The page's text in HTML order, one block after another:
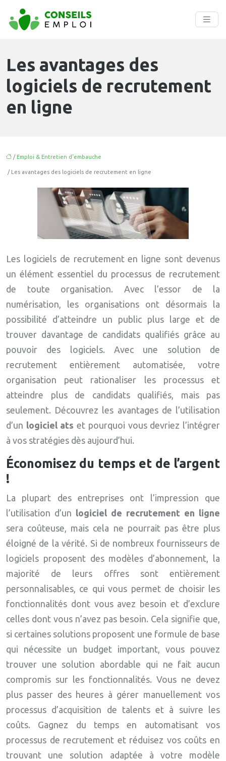
Les avantages des
logiciels de recrutement
en ligne
/ Emploi & Entretien d'embauche
/ Les avantages des logiciels de recrutement en ligne
Les logiciels de recrutement en ligne sont devenus
un élément essentiel du processus de recrutement
de toute organisation. Avec l’essor de la
numérisation, les organisations ont désormais la
possibilité d’atteindre un public plus large et de
trouver davantage de candidats qualifiés grâce au
pouvoir des logiciels. Avec une solution de
recrutement entièrement automatisée, votre
organisation peut rationaliser les processus et
atteindre plus de candidats qualifiés, mais pas
seulement. Découvrez les avantages de l’utilisation
d’un logiciel ats et pourquoi vous devriez l’intégrer
à vos stratégies dès aujourd’hui.
Économisez du temps et de l’argent
!
La plupart des entreprises ont l’impression que
l’utilisation d’un logiciel de recrutement en ligne
sera coûteuse, mais cela ne pourrait pas être plus
éloigné de la vérité. Si de nombreux fournisseurs de
logiciels proposent des modèles d’abonnement, la
majorité de leurs offres sont entièrement
personnalisables, ce qui vous permet de choisir les
fonctionnalités dont vous avez besoin et d’exclure
celles dont vous n’avez pas besoin. Cela signifie que,
si certaines solutions proposent une formule de base
qui nécessite un budget important, vous pouvez
trouver une solution abordable qui ne fait aucun
compromis sur les fonctionnalités. Vous ne devez
plus passer des heures à gérer manuellement vos
processus d’acquisition de talents et à suivre les
coûts. Gagnez du temps en automatisant vos
processus de recrutement et réduisez vos coûts en
trouvant une solution adaptée à votre modèle